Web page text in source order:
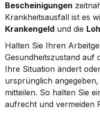
Bescheinigungen
Krankengeld und die
Halten Sie Ihren
Gesundheitszustand auf
Ihre Situation ändert
ursprünglich
mitteilen. So halten Sie
aufrecht und vermeiden